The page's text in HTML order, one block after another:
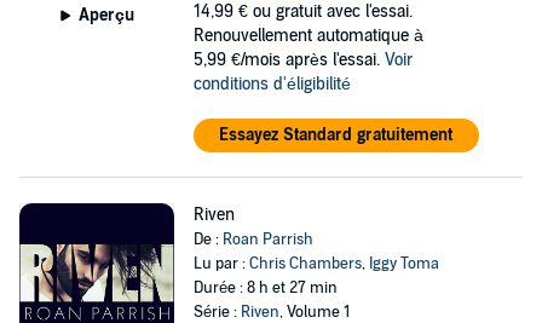
Aperçu 14,99 € ou gratuit avec l'essai.
Renouvellement automatique à
5,99 €/mois après l'essai. Voir
conditions d'éligibilité
Essayez Standard gratuitement
Riven
De : Roan Parrish
Lu par :Chris Chambers, Iggy Toma
Durée : 8 h et 27 min
Série : Riven, Volume 1